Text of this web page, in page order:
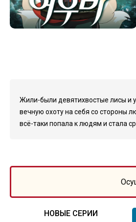
Жили-были девятихвостые лисы и
вечную охоту на себя со стороны
всё-таки попала к людям и стала
НОВЫЕ СЕРИИ